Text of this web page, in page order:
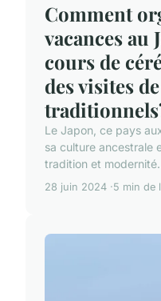
Comment
vacances au
cours de
des visites
Le Japon, ce pays
sa culture ancestrale
tradition et modernité.
28 juin 2024 5 min de